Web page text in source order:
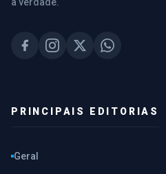
PRINCIPAIS EDITORIAS
Geral